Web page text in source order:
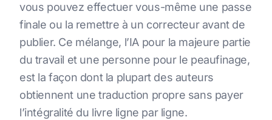
vous pouvez effectuer vous-même une passe
finale ou la remettre à un correcteur avant de
publier. Ce mélange, l’IA pour la majeure partie
du travail et une personne pour le peaufinage,
est la façon dont la plupart des auteurs
obtiennent une traduction propre sans payer
l’intégralité du livre ligne par ligne.